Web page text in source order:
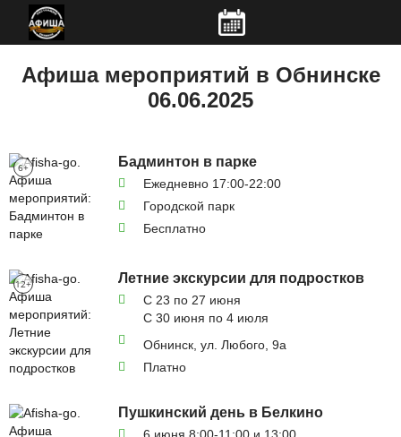
Перейти
содержанию
Афиша мероприятий в Обнинске
06.06.2025
6+ Бадминтон в парке
Ежедневно 17:00-22:00
Городской парк
Бесплатно
12+ Летние экскурсии для подростков
С 23 по 27 июня
С 30 июня по 4 июля
Обнинск, ул. Любого, 9а
Платно
Пушкинский день в Белкино